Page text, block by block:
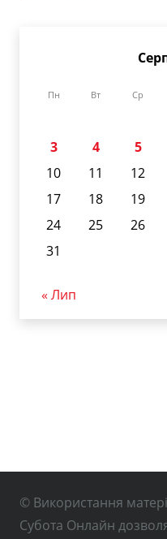
Пн Вт Ср
3
4 5
10
11 12
17
18 19
24
25 26
31
« Лип
© Використання
Субота Онлайн